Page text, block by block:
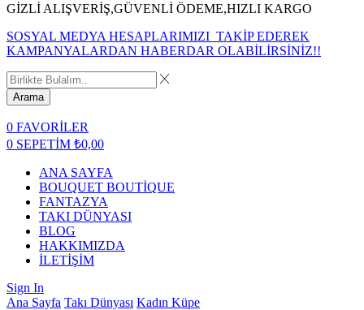
GİZLİ ALIŞVERİŞ,GÜVENLİ ÖDEME,HIZLI KARGO
SOSYAL MEDYA HESAPLARIMIZI TAKİP EDEREK
KAMPANYALARDAN HABERDAR OLABİLİRSİNİZ!!
Arama
0 FAVORİLER
0 SEPETİM ₺0,00
ANA SAYFA
BOUQUET BOUTİQUE
FANTAZYA
TAKI DÜNYASI
BLOG
HAKKIMIZDA
İLETİŞİM
Sign In
Ana Sayfa Takı Dünyası Kadın Küpe